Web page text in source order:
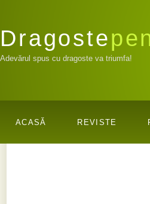
Dragoste
Adevărul spus cu dragoste va triumfa!
ACASĂ REVISTE